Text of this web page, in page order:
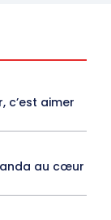
c’est aimer
au cœur